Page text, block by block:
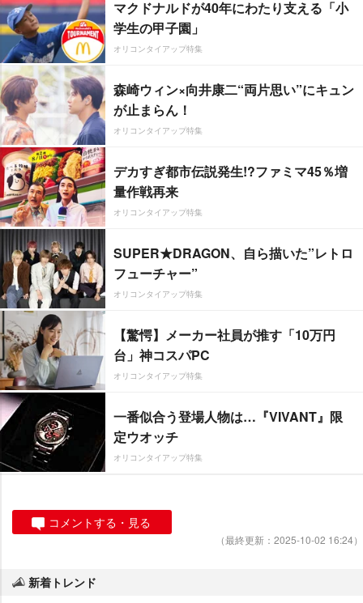
マクドナルドが40年にわたり支える「小
学生の甲子園」
オリコンタイアップ特集
森崎ウィン×向井康二“両片思い”にキュン
が止まらん！
オリコンタイアップ特集
デカすぎ都市伝説発生!?ファミマ45％増
量作戦再来
オリコンタイアップ特集
SUPER★DRAGON、自ら描いた”レトロ
フューチャー”
オリコンタイアップ特集
【驚愕】メーカー社員が推す「10万円
台」神コスパPC
オリコンタイアップ特集
一番似合う登場人物は…『VIVANT』限
定ウオッチ
オリコンタイアップ特集
コメントする・見る
（最終更新：2025-10-02 16:24）
新着トレンド